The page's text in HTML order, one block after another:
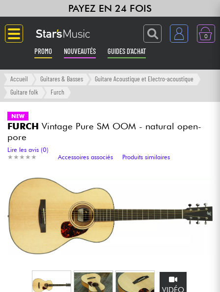
PAYEZ EN 24 FOIS
0
PROMO NOUVEAUTÉS GUIDES D'ACHAT
Langue
Amplis & Effets
Claviers & Pianos
Synthés & Sampleurs
Home Studio
Casques
Micros & HF
DJ
Accueil Guitares & Basses
Guitare Acoustique et Electro-acoustique
Guitare folk
Furch
NEW
FURCH Vintage Pure SM OOM - natural open-
pore
★ ★ ★ ★ ★
★ ★ ★ ★ ★
Lire les avis (0)
Accessoires associés
Produits similaires
VIDÉO